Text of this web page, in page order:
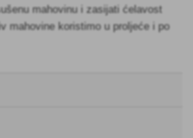
mahovinu i zasijati ćelavost
mahovine koristimo u proljeće i po